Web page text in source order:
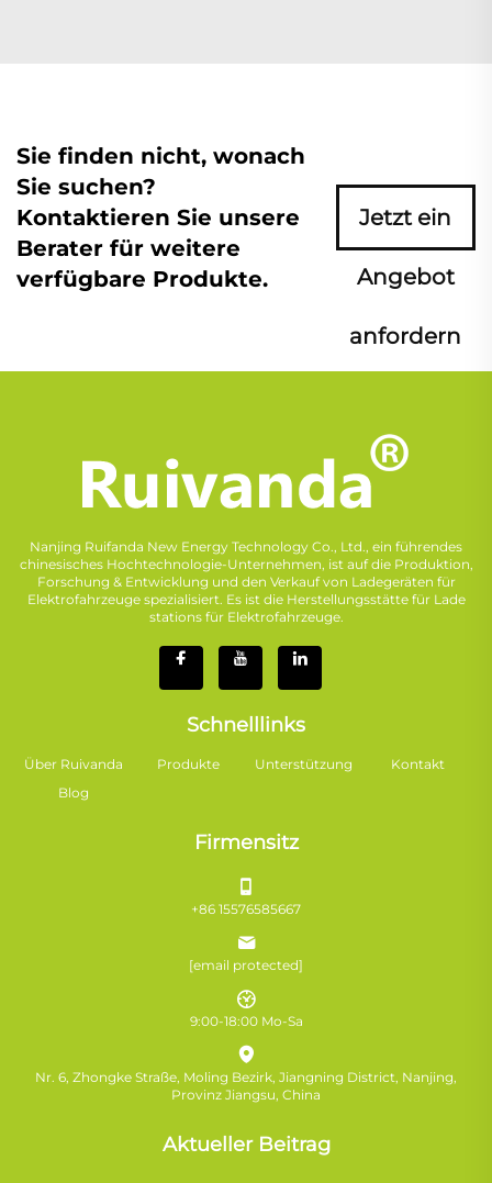
Sie finden nicht, wonach
Sie suchen?
Kontaktieren Sie unsere
Berater für weitere
verfügbare Produkte.
Jetzt ein
Angebot
anfordern
Nanjing Ruifanda New Energy Technology Co., Ltd., ein führendes
chinesisches Hochtechnologie-Unternehmen, ist auf die Produktion,
Forschung & Entwicklung und den Verkauf von Ladegeräten für
Elektrofahrzeuge spezialisiert. Es ist die Herstellungsstätte für Lade
stations für Elektrofahrzeuge.
Schnelllinks
Über Ruivanda Produkte Unterstützung
Kontakt
Blog
Firmensitz
+86 15576585667
[email protected]
9:00-18:00 Mo-Sa
Nr. 6, Zhongke Straße, Moling Bezirk, Jiangning District, Nanjing,
Provinz Jiangsu, China
Aktueller Beitrag